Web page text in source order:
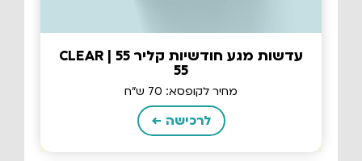
עדשות מגע חודשיות קליר 55 | CLEAR
55
מחיר לקופסא: 70 ש"ח
לרכישה ←